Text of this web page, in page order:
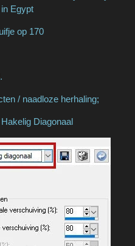
Egypt
op 170
/ naadloze herhaling;
Diagonaal